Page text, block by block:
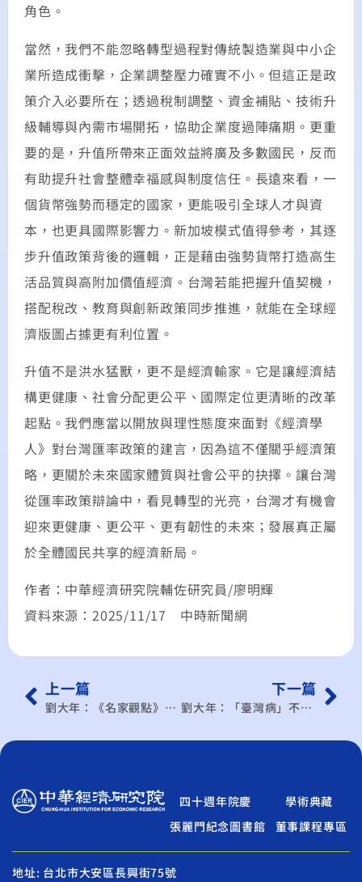
角色。
當然，我們不能忽略轉型過程對傳統製造業與中小企
業所造成衝擊，企業調整壓力確實不小。但這正是政
策介入必要所在；透過稅制調整、資金補貼、技術升
級輔導與內需市場開拓，協助企業度過陣痛期。更重
要的是，升值所帶來正面效益將廣及多數國民，反而
有助提升社會整體幸福感與制度信任。長遠來看，一
個貨幣強勢而穩定的國家，更能吸引全球人才與資
本，也更具國際影響力。新加坡模式值得參考，其逐
步升值政策背後的邏輯，正是藉由強勢貨幣打造高生
活品質與高附加價值經濟。台灣若能把握升值契機，
搭配稅改、教育與創新政策同步推進，就能在全球經
濟版圖占據更有利位置。
升值不是洪水猛獸，更不是經濟輸家。它是讓經濟結
構更健康、社會分配更公平、國際定位更清晰的改革
起點。我們應當以開放與理性態度來面對《經濟學
人》對台灣匯率政策的建言，因為這不僅關乎經濟策
略，更關於未來國家體質與社會公平的抉擇。讓台灣
從匯率政策辯論中，看見轉型的光亮，台灣才有機會
迎來更健康、更公平、更有韌性的未來；發展真正屬
於全體國民共享的經濟新局。
作者：中華經濟研究院輔佐研究員/廖明輝
資料來源：2025/11/17 中時新聞網
上一篇
劉大年：《名家觀點》台灣的CPTPP之路
下一篇
劉大年：「臺灣病」不是病，而是改革起點
四十週年院慶
學術典藏
張麗門紀念圖書館
董事課程專區
地址: 台北市大安區長興街75號